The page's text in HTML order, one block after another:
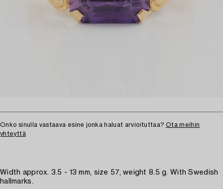
Onko sinulla vastaava esine jonka haluat arvioituttaa? Ota meihin
yhteyttä
Width approx. 3.5 - 13 mm, size 57, weight 8.5 g. With Swedish
hallmarks.